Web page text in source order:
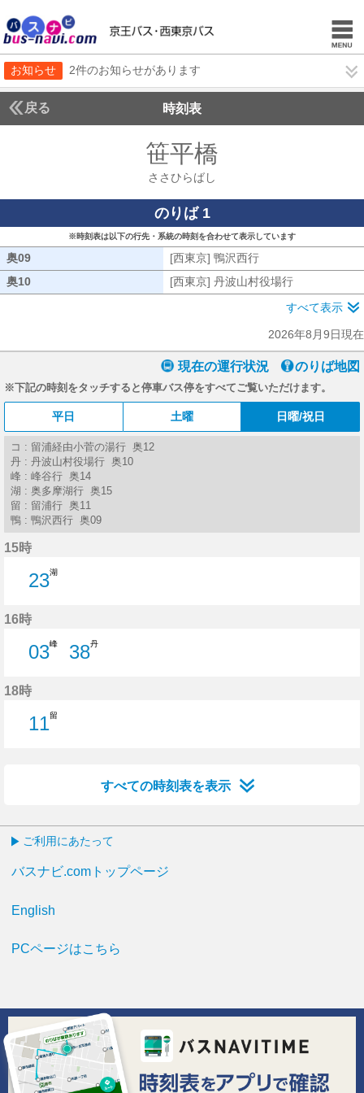
お知らせ 2件のお知らせがあります
戻る 時刻表
笹平橋
ささひらばし
のりば 1
※時刻表は以下の行先・系統の時刻を合わせて表示しています
奥09 [西東京] 鴨沢西行
奥10
[西東京] 丹波山村役場行
すべて表示
2026年8月9日現在
現在の運行状況 のりば地図
※下記の時刻をタッチすると停車バス停をすべてご覧いただけます。
平日 土曜 日曜/祝日
コ : 留浦経由小菅の湯行 奥12
丹 : 丹波山村役場行 奥10
峰 : 峰谷行 奥14
湖 : 奥多摩湖行 奥15
留 : 留浦行 奥11
鴨 : 鴨沢西行 奥09
15時
23湖
16時
03峰
38丹
18時
11留
すべての時刻表を表示
ご利用にあたって
バスナビ.comトップページ
English
PCページはこちら